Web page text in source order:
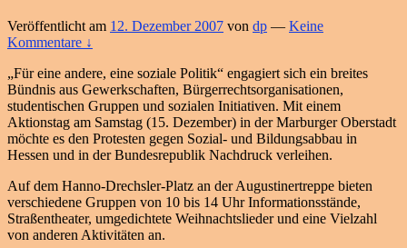
Veröffentlicht am 12. Dezember 2007 von dp — Keine
Kommentare ↓
„Für eine andere, eine soziale Politik“ engagiert sich ein breites
Bündnis aus Gewerkschaften, Bürgerrechtsorganisationen,
studentischen Gruppen und sozialen Initiativen. Mit einem
Aktionstag am Samstag (15. Dezember) in der Marburger Oberstadt
möchte es den Protesten gegen Sozial- und Bildungsabbau in
Hessen und in der Bundesrepublik Nachdruck verleihen.
Auf dem Hanno-Drechsler-Platz an der Augustinertreppe bieten
verschiedene Gruppen von 10 bis 14 Uhr Informationsstände,
Straßentheater, umgedichtete Weihnachtslieder und eine Vielzahl
von anderen Aktivitäten an.